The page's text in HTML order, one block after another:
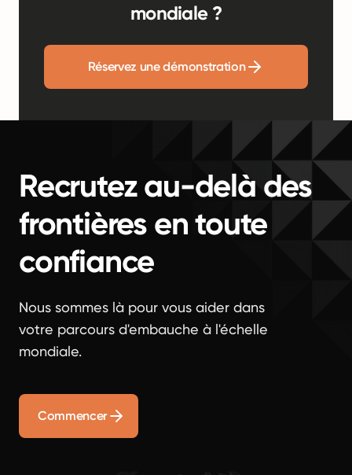
mondiale ?
Réservez une démonstration
Recrutez au-delà des
frontières en toute
confiance
Nous sommes là pour vous aider dans
votre parcours d'embauche à l'échelle
mondiale.
Commencer